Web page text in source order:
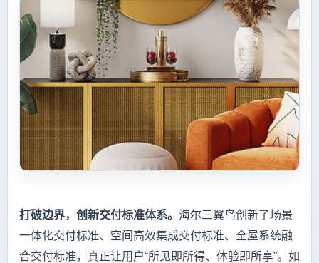
打破边界，创新交付标准体系。 海尔三翼鸟创新了场景
一体化交付标准、空间高效集成交付标准、全屋系统融
合交付标准，真正让用户“所见即所得、体验即所享”。如